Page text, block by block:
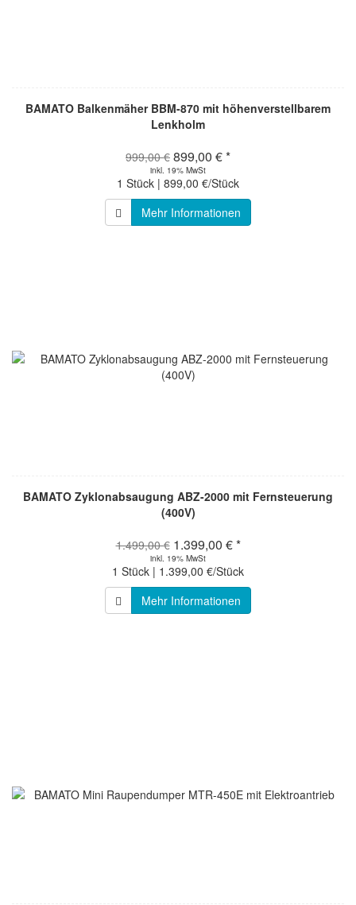
BAMATO Balkenmäher BBM-870 mit höhenverstellbarem
Lenkholm
999,00 € 899,00 € *
inkl. 19% MwSt
1 Stück | 899,00 €/Stück
Mehr Informationen
BAMATO Zyklonabsaugung ABZ-2000 mit Fernsteuerung
(400V)
1.499,00 € 1.399,00 € *
inkl. 19% MwSt
1 Stück | 1.399,00 €/Stück
Mehr Informationen